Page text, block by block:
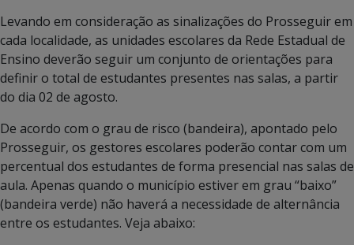
Levando em consideração as sinalizações do Prosseguir em
cada localidade, as unidades escolares da Rede Estadual de
Ensino deverão seguir um conjunto de orientações para
definir o total de estudantes presentes nas salas, a partir
do dia 02 de agosto.
De acordo com o grau de risco (bandeira), apontado pelo
Prosseguir, os gestores escolares poderão contar com um
percentual dos estudantes de forma presencial nas salas de
aula. Apenas quando o município estiver em grau “baixo”
(bandeira verde) não haverá a necessidade de alternância
entre os estudantes. Veja abaixo: